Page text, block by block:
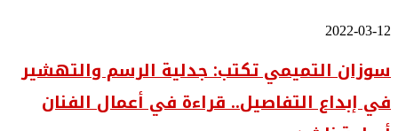
سوزان
تكتب:
جدلية
الرسم
والتهشير
2022-03-12
سوزان التميمي تكتب: جدلية الرسم والتهشير
في إبداع التفاصيل.. قراءة في أعمال الفنان